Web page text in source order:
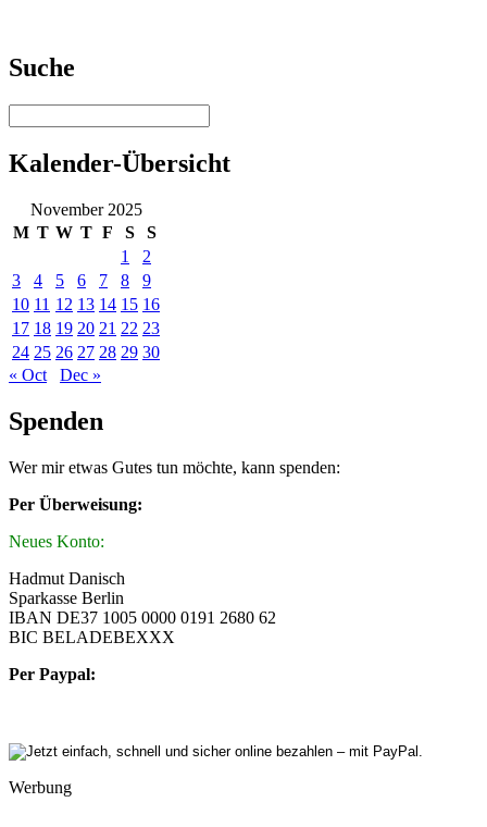
Suche
Kalender-Übersicht
November 2025
M T W T F S
S
1
2
3
4 5 6 7 8
9
10 11 12 13 14 15 16
17 18 19 20 21 22 23
24 25 26 27 28 29 30
« Oct
Dec »
Spenden
Wer mir etwas Gutes tun möchte, kann spenden:
Per Überweisung:
Neues Konto:
Hadmut Danisch
Sparkasse Berlin
IBAN DE37 1005 0000 0191 2680 62
BIC BELADEBEXXX
Per Paypal:
Werbung